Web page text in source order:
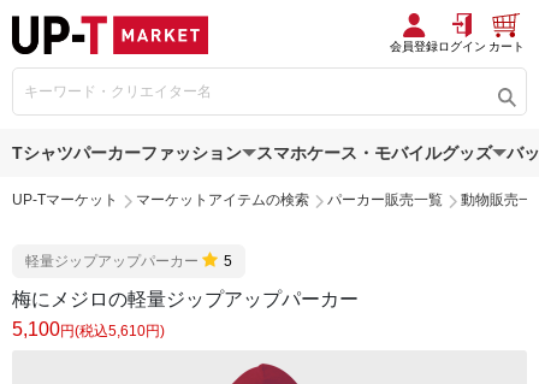
会員登録ログイン カート
Tシャツパーカーファッション スマホケース・モバイルグッズ バ
UP-Tマーケット マーケットアイテムの検索 パーカー販売一覧 動物販売一
軽量ジップアップパーカー 5
梅にメジロの軽量ジップアップパーカー
5,100円(税込5,610円)